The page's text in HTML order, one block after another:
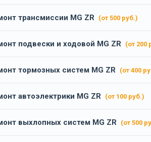
трансмиссии MG ZR (от 500 руб.)
подвески и ходовой MG ZR (от 200
тормозных систем MG ZR (от 400
автоэлектрики MG ZR (от 100 руб.)
выхлопных систем MG ZR (от 500